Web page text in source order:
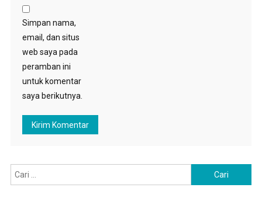
Simpan nama,
email, dan situs
web saya pada
peramban ini
untuk komentar
saya berikutnya.
untuk: